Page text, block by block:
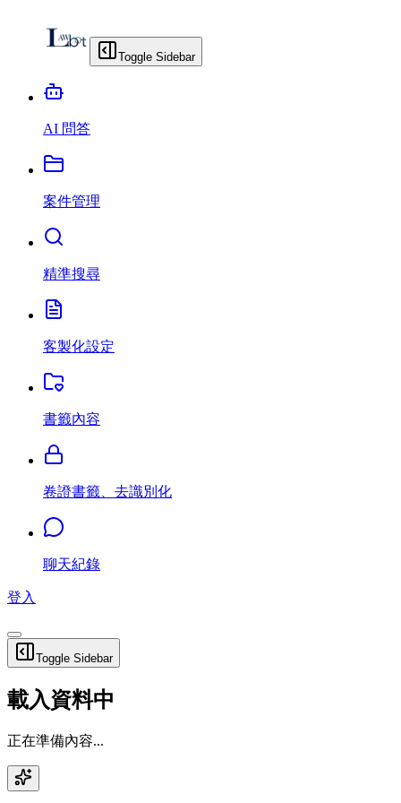
Toggle Sidebar
AI 問答
案件管理
精準搜尋
客製化設定
書籤內容
卷證書籤、去識別化
聊天紀錄
登入
Toggle Sidebar
載入資料中
正在準備內容...